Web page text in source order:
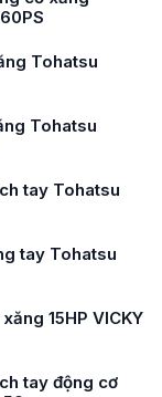
qua một trong
được ưa
bơm […]
Tohatsu
Tohatsu
tay Tohatsu
tay Tohatsu
15HP VICKY
tay động cơ